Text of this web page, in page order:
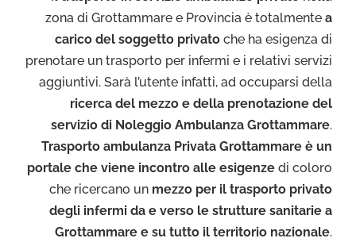
zona di Grottammare e Provincia è totalmente a
carico del soggetto privato che ha esigenza di
prenotare un trasporto per infermi e i relativi servizi
aggiuntivi. Sarà l’utente infatti, ad occuparsi della
ricerca del mezzo e della prenotazione del
servizio di Noleggio Ambulanza Grottammare.
Trasporto ambulanza Privata Grottammare è un
portale che viene incontro alle esigenze di coloro
che ricercano un mezzo per il trasporto privato
degli infermi da e verso le strutture sanitarie a
Grottammare e su tutto il territorio nazionale.